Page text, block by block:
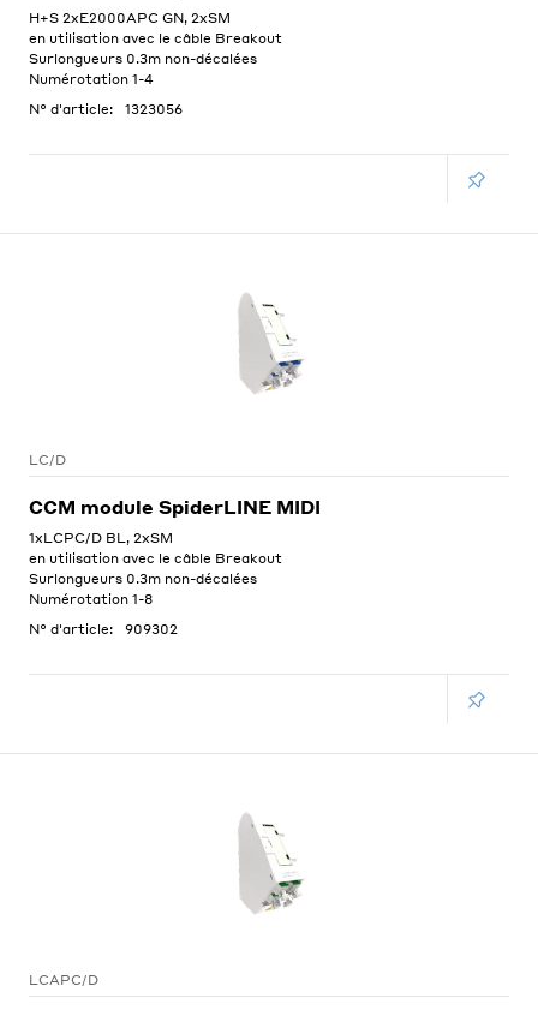
H+S 2xE2000APC GN, 2xSM
en utilisation avec le câble Breakout
Surlongueurs 0.3m non-décalées
Numérotation 1-4
N° d'article:
1323056
LC/D
CCM module SpiderLINE MIDI
1xLCPC/D BL, 2xSM
en utilisation avec le câble Breakout
Surlongueurs 0.3m non-décalées
Numérotation 1-8
N° d'article:
909302
LCAPC/D